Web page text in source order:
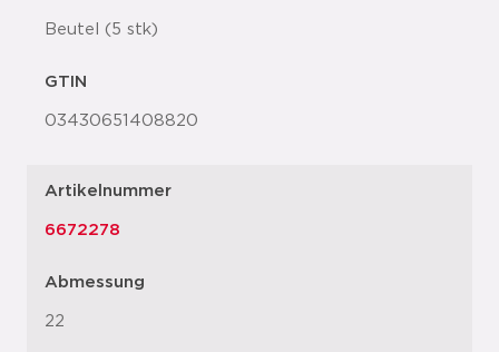
Beutel (5 stk)
GTIN
03430651408820
Artikelnummer
6672278
Abmessung
22